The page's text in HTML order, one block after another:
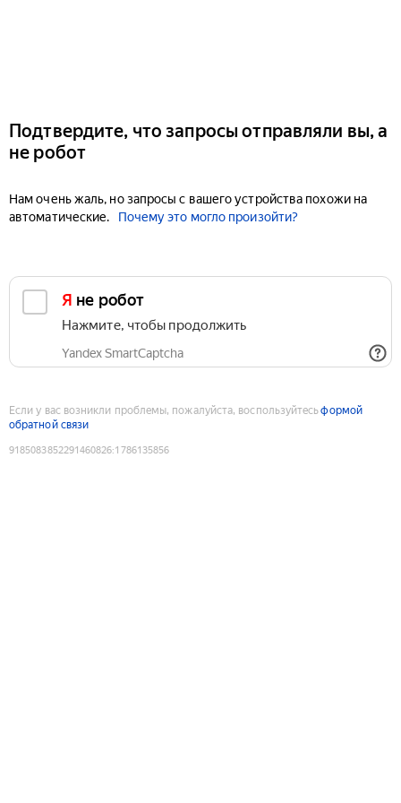
Подтвердите, что запросы отправляли вы, а
не робот
Нам очень жаль, но запросы с вашего устройства похожи на
автоматические.
Почему это могло произойти?
Я не робот
Нажмите, чтобы продолжить
Yandex SmartCaptcha
Если у вас возникли проблемы, пожалуйста, воспользуйтесьформой
обратной связи
9185083852291460826:1786135856